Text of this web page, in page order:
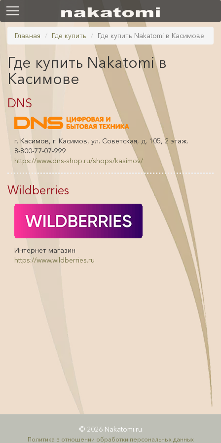
Главная Где купить Где купить Nakatomi в Касимове
Где купить Nakatomi в
Касимове
DNS
г. Касимов, г. Касимов, ул. Советская, д. 105, 2 этаж.
8-800-77-07-999
https://www.dns-shop.ru/shops/kasimov/
Wildberries
Интернет магазин
https://www.wildberries.ru
© 2026 Nakatomi.ru
Политика в отношении обработки персональных данных